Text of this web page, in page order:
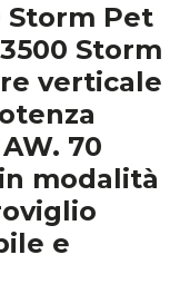
Storm Pet
Storm
verticale
70
modalità
e